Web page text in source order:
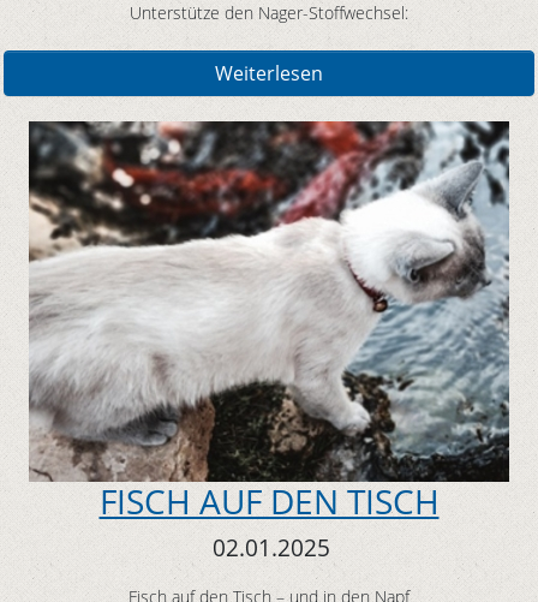
Unterstütze den Nager-Stoffwechsel:
Weiterlesen
FISCH AUF DEN TISCH
02.01.2025
Fisch auf den Tisch – und in den Napf